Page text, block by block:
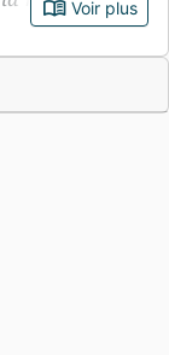
livres, dont
premier traduit
book_open Voir plus